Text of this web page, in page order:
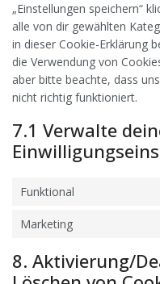
„Einstellungen speichern“
alle von dir gewählten
in dieser Cookie-Erklärung
die Verwendung von
aber bitte beachte, dass
nicht richtig funktioniert.
7.1 Verwalte
Funktional
Marketing
8. Aktivierung/